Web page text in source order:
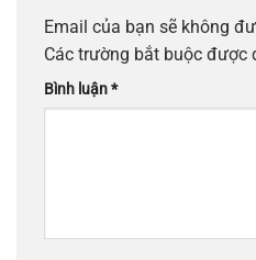
Email của bạn sẽ không
Các trường bắt buộc được
Bình luận*